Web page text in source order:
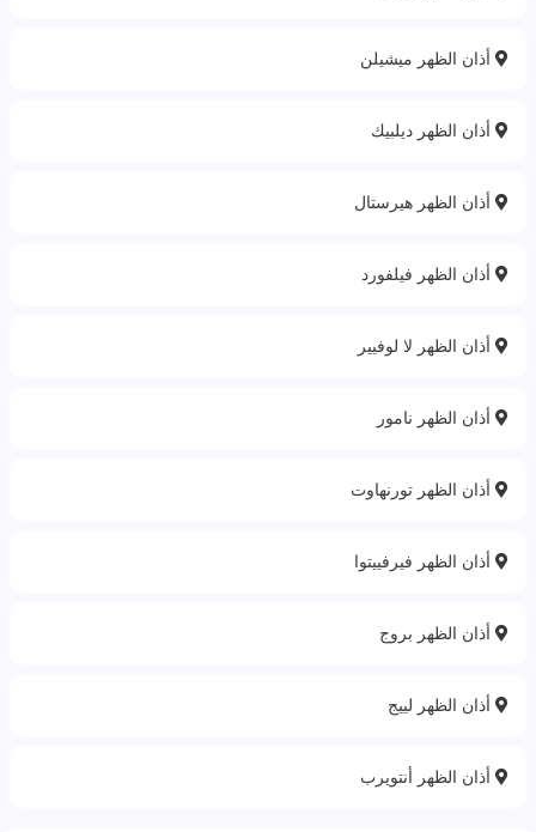
أذان الظهر ميشيلن
أذان الظهر ديلبيك
أذان الظهر هيرستال
أذان الظهر فيلفورد
أذان الظهر لا لوفيير
أذان الظهر نامور
أذان الظهر تورنهاوت
أذان الظهر فيرفييتوا
أذان الظهر بروج
أذان الظهر لييج
أذان الظهر أنتويرب